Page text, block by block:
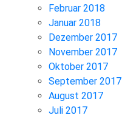
Februar 2018
Januar 2018
Dezember 2017
November 2017
Oktober 2017
September 2017
August 2017
Juli 2017